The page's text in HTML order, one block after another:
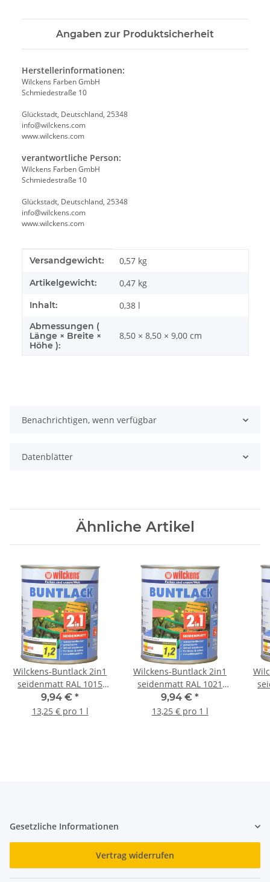
Angaben zur Produktsicherheit
Herstellerinformationen:
Wilckens Farben GmbH
Schmiedestraße 10
Glückstadt, Deutschland, 25348
info@wilckens.com
www.wilckens.com
verantwortliche Person:
Wilckens Farben GmbH
Schmiedestraße 10
Glückstadt, Deutschland, 25348
info@wilckens.com
www.wilckens.com
Produkteigenschaft
Wert
Versandgewicht: 0,57 kg
Artikelgewicht: 0,47 kg
Inhalt: 0,38 l
Abmessungen (
Länge × Breite ×
Höhe ):
8,50 × 8,50 × 9,00 cm
Benachrichtigen, wenn verfügbar
Datenblätter
Ähnliche Artikel
Wilckens-Buntlack 2in1
seidenmatt RAL 1015
Hellelfenbein 0,75 l
9,94 € *
13,25 € pro 1 l
Wilckens-Buntlack 2in1
seidenmatt RAL 1021
Rapsgelb 0,75 l
9,94 € *
13,25 € pro 1 l
Gesetzliche Informationen
Vertrag widerrufen